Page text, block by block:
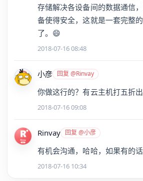
存储解决各设备间的数据通信
备使得安全，这就是一套完整
了。😄
2018-07-16 08:48
小彦 回复 @Rinvay
你做这行的？有云主机打五折
2018-07-16 09:08
Rinvay 回复 @小彦
有机会沟通，哈哈，如果有的
2018-07-16 10:34